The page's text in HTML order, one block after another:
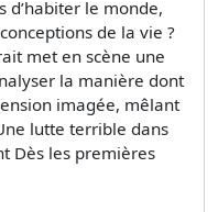
le monde,
de la vie ?
met en scène une
la manière dont
imagée, mêlant
lutte terrible dans
Dès les premières